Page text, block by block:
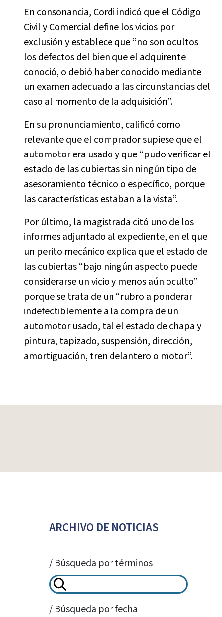
En consonancia, Cordi indicó que el Código
Civil y Comercial define los vicios por
exclusión y establece que “no son ocultos
los defectos del bien que el adquirente
conoció, o debió haber conocido mediante
un examen adecuado a las circunstancias del
caso al momento de la adquisición”.
En su pronunciamiento, calificó como
relevante que el comprador supiese que el
automotor era usado y que “pudo verificar el
estado de las cubiertas sin ningún tipo de
asesoramiento técnico o específico, porque
las características estaban a la vista”.
Por último, la magistrada citó uno de los
informes adjuntado al expediente, en el que
un perito mecánico explica que el estado de
las cubiertas “bajo ningún aspecto puede
considerarse un vicio y menos aún oculto”
porque se trata de un “rubro a ponderar
indefectiblemente a la compra de un
automotor usado, tal el estado de chapa y
pintura, tapizado, suspensión, dirección,
amortiguación, tren delantero o motor”.
ARCHIVO DE NOTICIAS
/ Búsqueda por términos
/ Búsqueda por fecha